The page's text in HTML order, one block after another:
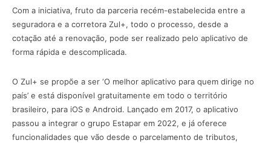
Com a iniciativa, fruto da parceria recém-estabelecida entre a
seguradora e a corretora Zul+, todo o processo, desde a
cotação até a renovação, pode ser realizado pelo aplicativo de
forma rápida e descomplicada.
O Zul+ se propõe a ser ‘O melhor aplicativo para quem dirige no
país’ e está disponível gratuitamente em todo o território
brasileiro, para iOS e Android. Lançado em 2017, o aplicativo
passou a integrar o grupo Estapar em 2022, e já oferece
funcionalidades que vão desde o parcelamento de tributos,